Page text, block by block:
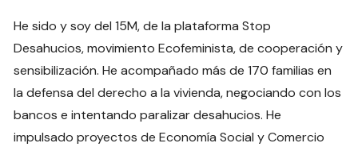
He sido y soy del 15M, de la plataforma Stop
Desahucios, movimiento Ecofeminista, de cooperación y
sensibilización. He acompañado más de 170 familias en
la defensa del derecho a la vivienda, negociando con los
bancos e intentando paralizar desahucios. He
impulsado proyectos de Economía Social y Comercio